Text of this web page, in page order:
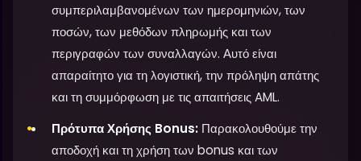
συμπεριλαμβανομένων των ημερομηνιών, των
ποσών, των μεθόδων πληρωμής και των
περιγραφών των συναλλαγών. Αυτό είναι
απαραίτητο για τη λογιστική, την πρόληψη απάτης
και τη συμμόρφωση με τις απαιτήσεις AML.
Πρότυπα Χρήσης Bonus: Παρακολουθούμε την
αποδοχή και τη χρήση των bonus και των